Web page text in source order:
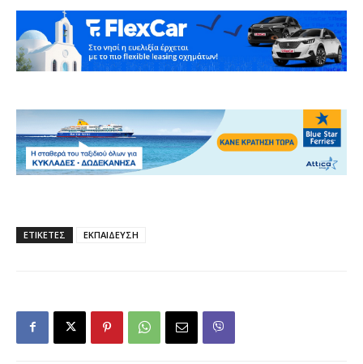
ΕΤΙΚΕΤΕΣ ΕΚΠΑΙΔΕΥΣΗ